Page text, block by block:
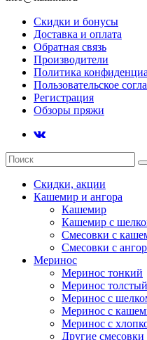
Скидки и бонусы
Доставка и оплата
Обратная связь
Производители
Политика
Пользовательское
Регистрация
Обзоры пряжи
Скидки, акции
Кашемир и ангора
Кашемир
Кашемир с
Смесовки с
Смесовки с
Меринос
Меринос тонкий
Меринос толстый
Меринос с
Меринос с
Меринос с
Другие смесовки